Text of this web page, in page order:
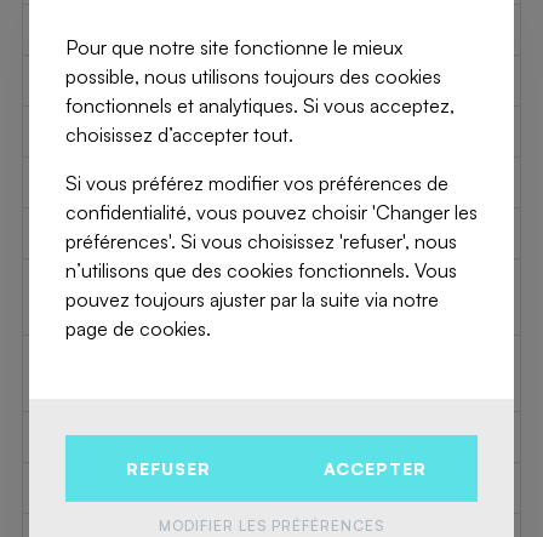
Chambre 2
Salon
Type de cuisine US semi fitted
Ascenseur
Fenêtres à double
vitrage
Type de chauffage gas
Pour que notre site fonctionne le mieux
possible, nous utilisons toujours des cookies
fonctionnels et analytiques. Si vous acceptez,
choisissez d’accepter tout.
Si vous préférez modifier vos préférences de
confidentialité, vous pouvez choisir 'Changer les
préférences'. Si vous choisissez 'refuser', nous
n’utilisons que des cookies fonctionnels. Vous
pouvez toujours ajuster par la suite via notre
page de cookies.
REFUSER ACCEPTER
MODIFIER LES PRÉFÉRENCES